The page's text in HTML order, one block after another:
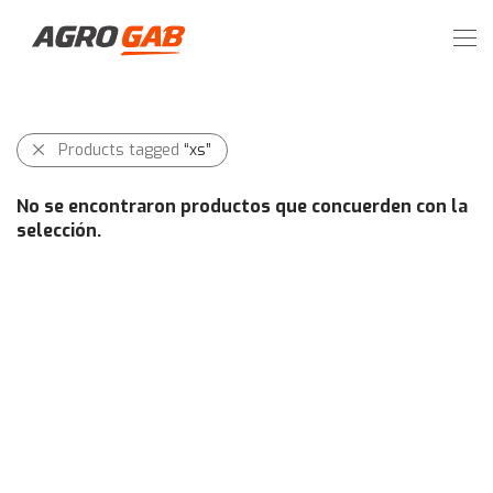
Products tagged “xs”
No se encontraron productos que concuerden con la
selección.